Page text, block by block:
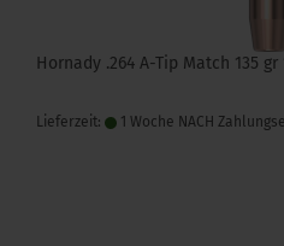
Hornady .264 A-Tip Match 135 gr
Lieferzeit: 1 Woche NACH